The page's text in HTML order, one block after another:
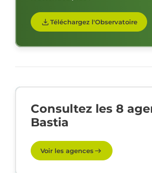
Téléchargez l'Observatoire
Consultez les 8
Bastia
Voir les agences